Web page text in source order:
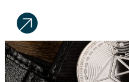
Sijoittaja.fi
Tee
parempia
sijoituspäätöksiä